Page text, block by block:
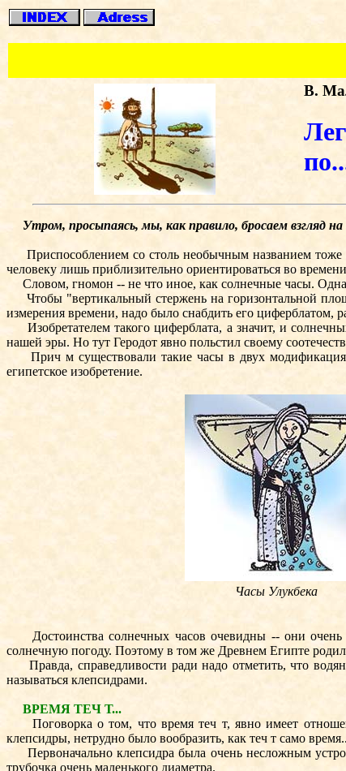
В.
Утром, просыпаясь, мы, как правило, бросаем взгляд
Приспособлением со столь необычным названием тоже
человеку лишь приблизительно ориентироваться во
Словом, гномон -- не что иное, как солнечные часы.
Чтобы "вертикальный стержень на горизонтальной
измерения времени, надо было снабдить его циферблатом,
Изобретателем такого циферблата, а значит, и
нашей эры. Но тут Геродот явно польстил своему
Прич м существовали такие часы в двух
египетское изобретение.
Часы Улукбека
Достоинства солнечных часов очевидны -- они очень
солнечную погоду. Поэтому в том же Древнем Египте
Правда, справедливости ради надо отметить, что
называться клепсидрами.
ВРЕМЯ ТЕЧ Т...
Поговорка о том, что время теч т, явно имеет
клепсидры, нетрудно было вообразить, как теч т само
Первоначально клепсидра была очень несложным
трубочка очень маленького диаметра.